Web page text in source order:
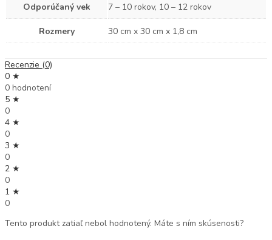
Odporúčaný vek 7 – 10 rokov, 10 – 12 rokov
Rozmery 30 cm x 30 cm x 1,8 cm
Recenzie (0)
0 ★
0 hodnotení
5 ★
0
4 ★
0
3 ★
0
2 ★
0
1 ★
0
Tento produkt zatiaľ nebol hodnotený. Máte s ním skúsenosti?